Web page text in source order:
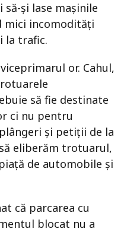
şi lase maşinile
mici incomodităţi
la trafic.
or. Cahul,
să fie destinate
ci nu pentru
şi petiţii de la
eliberăm trotuarul,
de automobile şi
că parcarea cu
blocat nu a